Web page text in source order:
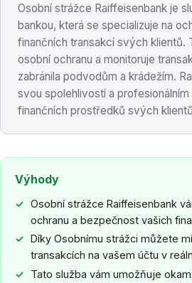
Osobní strážce Raiffeisenbank je
bankou, která se specializuje na
finančních transakcí svých klientů.
osobní ochranu a monitoruje
zabránila podvodům a krádežím.
svou spolehlivostí a
finančních prostředků svých
Výhody
Osobní strážce Raiffeisenbank
ochranu a bezpečnost vašich
Díky Osobnímu strážci můžete
transakcích na vašem účtu v
Tato služba vám umožňuje